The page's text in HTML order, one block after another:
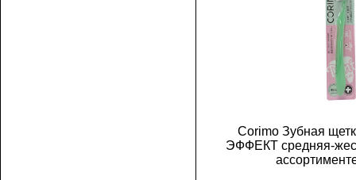
Corimo Зубная
ЭФФЕКТ средняя-